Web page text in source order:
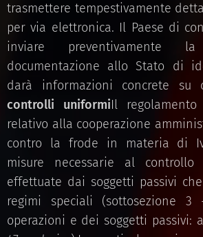
trasmettere tempestivamente
per via elettronica. Il Paese di
inviare preventivamente
documentazione allo Stato di
darà informazioni concrete su
controlli uniformiIl
relativo alla cooperazione
contro la frode in materia di
misure necessarie al controllo
effettuate dai soggetti passivi
regimi speciali (sottosezione
operazioni e dei soggetti passivi: